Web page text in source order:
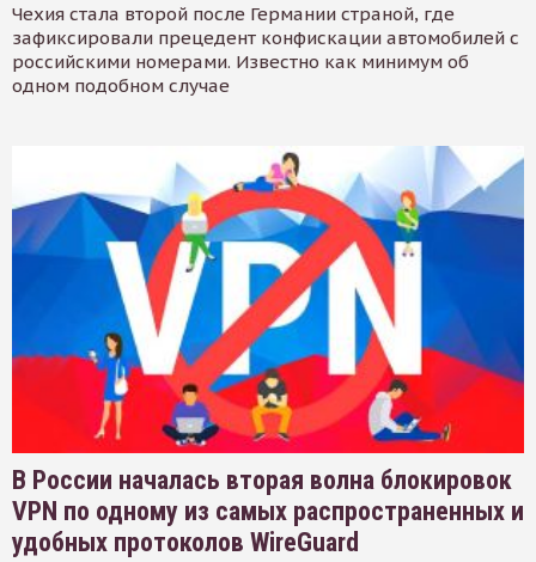
Чехия стала второй после Германии страной, где
зафиксировали прецедент конфискации автомобилей с
российскими номерами. Известно как минимум об
одном подобном случае
В России началась вторая волна блокировок
VPN по одному из самых распространенных и
удобных протоколов WireGuard